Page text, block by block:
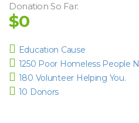
Donation So Far:
$0
Education Cause
1250 Poor Homeless People
180 Volunteer Helping You.
10 Donors